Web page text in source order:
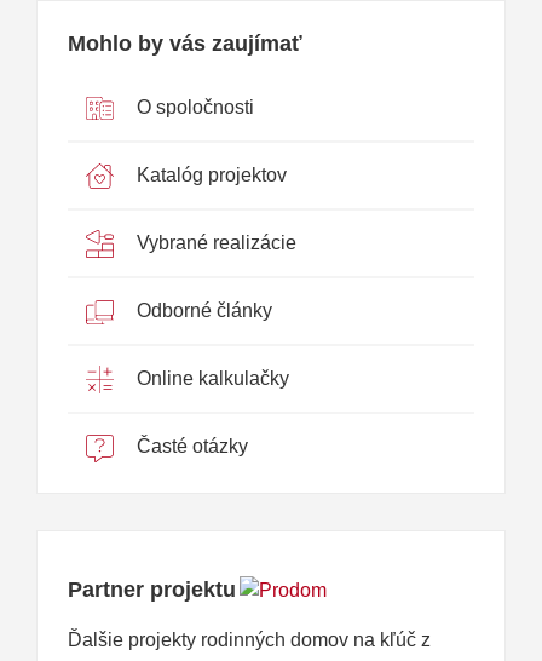
Mohlo by vás zaujímať
O spoločnosti
Katalóg projektov
Vybrané realizácie
Odborné články
Online kalkulačky
Časté otázky
Partner projektu
Ďalšie projekty rodinných domov na kľúč z